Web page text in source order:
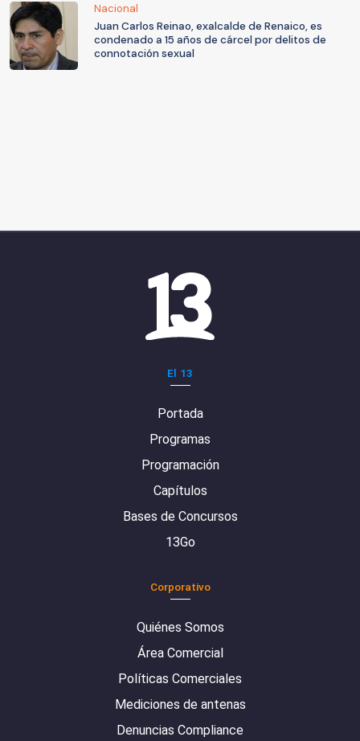
Nacional
Juan Carlos Reinao, exalcalde de Renaico, es
condenado a 15 años de cárcel por delitos de
connotación sexual
El 13
Portada
Programas
Programación
Capítulos
Bases de Concursos
13Go
Corporativo
Quiénes Somos
Área Comercial
Políticas Comerciales
Mediciones de antenas
Denuncias Compliance